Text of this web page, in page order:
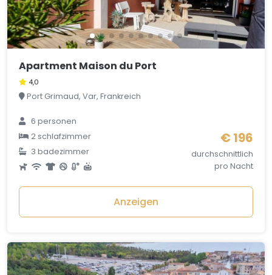
Apartment Maison du Port
4,0
Port Grimaud, Var, Frankreich
6 personen
2 schlafzimmer
3 badezimmer
€ 196
durchschnittlich
pro Nacht
Anzeigen